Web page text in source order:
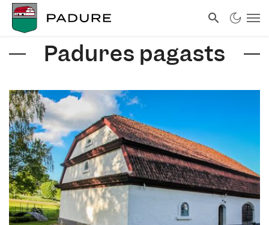
Padures pagasts